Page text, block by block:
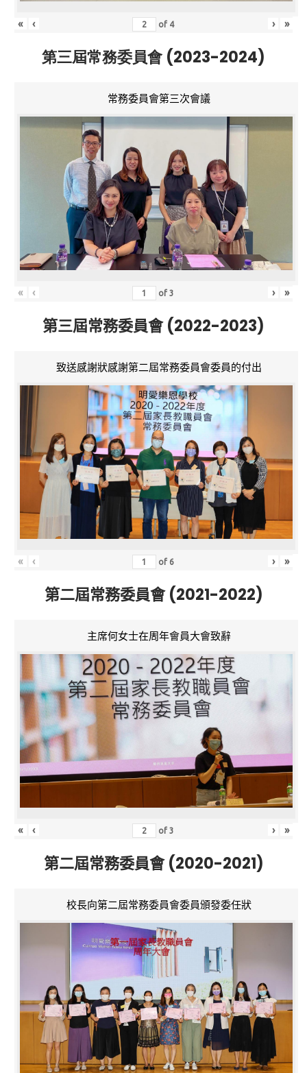
« ‹ of 4 › »
第三屆常務委員會 (2023-2024)
常務委員會第三次會議
« ‹ of3 › »
第三屆常務委員會 (2022-2023)
致送感謝狀感謝第二屆常務委員會委員的付出
« ‹ of 6 › »
第二屆常務委員會 (2021-2022)
主席何女士在周年會員大會致辭
« ‹ of3 › »
第二屆常務委員會 (2020-2021)
校長向第二屆常務委員會委員頒發委任狀